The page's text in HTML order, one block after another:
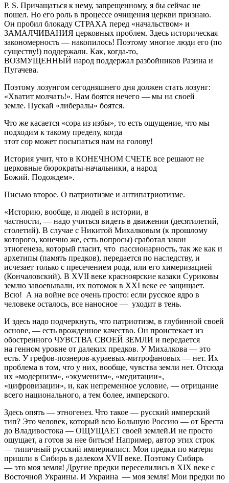
P. S. Причащаться к нему, запрещенному, я бы сейчас не
пошел. Но его роль в процессе очищения церкви признаю.
Он пробил блокаду СТРАХА перед «начальством» и
ЗАМАЛЧИВАНИЯ церковных проблем. Здесь историческая
закономерность — накопилось! Поэтому многие люди его (по
существу!) поддержали. Как, когда-то,
ВОЗМУЩЕННЫЙ народ поддержал разбойников Разина и
Пугачева.
Поэтому лозунгом сегодняшнего дня должен стать лозунг:
«Хватит молчать!». Нам боятся нечего — мы на своей
земле. Пускай «либералы» боятся.
Что же касается «сора из избы», то есть ощущение, что мы
подходим к такому пределу, когда
этот сор может посыпаться нам на голову!
История учит, что в КОНЕЧНОМ СЧЕТЕ все решают не
церковные бюрократы-начальники, а народ
Божий. Подождем».
Письмо второе. О патриотизме и антипатриотизме.
«Историю, вообще, и людей в истории, в
частности, — надо учиться видеть в движении (десятилетий,
столетий). В случае с Никитой Михалковым (к прошлому
которого, конечно же, есть вопросы) сработал закон
этногенеза, который гласит, что пассионарность, так же как и
архетипы (память предков), передается по наследству, и
исчезает только с пресечением рода, или его химеризацией
(Кончаловский). В XVII веке красноярские казаки Суриковы
землю завоевывали, их потомок в XXI веке ее защищает.
Всю! А на войне все очень просто: если русское ядро в
человеке осталось, все наносное — уходит в тень.
И здесь надо подчеркнуть, что патриотизм, в глубинной своей
основе, — есть врожденное качество. Он проистекает из
обостренного ЧУВСТВА СВОЕЙ ЗЕМЛИ и передается
на генном уровне от далеких предков. У Михалкова — это
есть. У грефов-познеров-кураевых-митрофановых — нет. Их
проблема в том, что у них, вообще, чувства земли нет. Отсюда
их «модернизм», «экуменизм», «медитации»,
«цифровизации», и, как непременное условие, — отрицание
всего национального, а тем более, имперского.
Здесь опять — этногенез. Что такое — русский имперский
тип? Это человек, который всю Большую Россию — от Бреста
до Владивостока — ОЩУЩАЕТ своей землей.И не просто
ощущает, а готов за нее биться! Например, автор этих строк
— типичный русский империалист. Мои предки по матери
пришли в Сибирь в далеком XVII веке. Поэтому Сибирь
— это моя земля! Другие предки переселились в XIX веке с
Восточной Украины. И Украина — моя земля! Мои предки по